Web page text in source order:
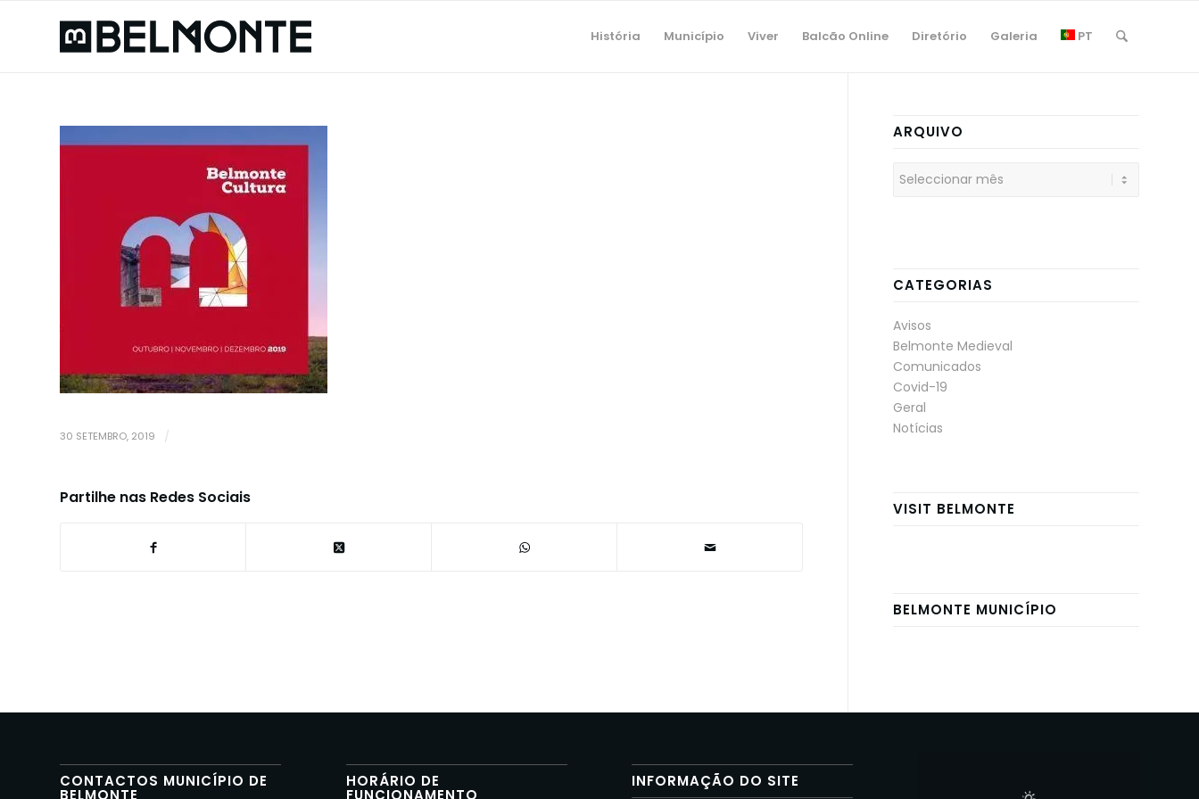
História Município Viver Balcão Online Diretório Galeria PT
30 SETEMBRO, 2019 /
Partilhe nas Redes Sociais
ARQUIVO
CATEGORIAS
Avisos
Belmonte Medieval
Comunicados
Covid-19
Geral
Notícias
VISIT BELMONTE
BELMONTE MUNICÍPIO
CONTACTOS MUNICÍPIO DE
BELMONTE
HORÁRIO DE
FUNCIONAMENTO
INFORMAÇÃO DO SITE